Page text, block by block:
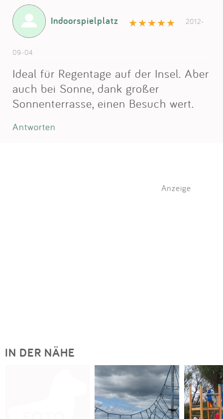
Indoorspielplatz 2012-
09-04
Ideal für Regentage auf der Insel. Aber
auch bei Sonne, dank großer
Sonnenterrasse, einen Besuch wert.
Antworten
Anzeige
IN DER NÄHE